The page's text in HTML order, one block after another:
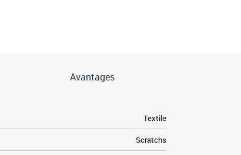
Avantages
Textile
Scratchs